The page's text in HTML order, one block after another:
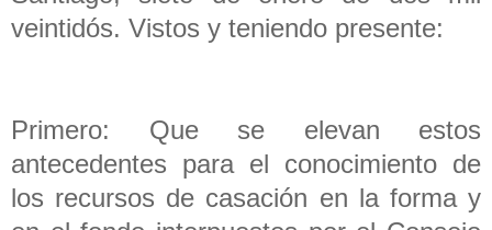
veintidós. Vistos y teniendo presente:
Primero: Que se elevan estos
antecedentes para el conocimiento de
los recursos de casación en la forma y